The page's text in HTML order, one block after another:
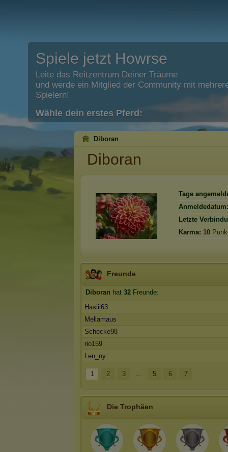
Spiele jetzt Howrse
Leite das Reitzentrum Deiner Träume
und werde ein Mitglied der Community mit
Spielern!
Wähle dein erstes Pferd:
Diboran
Diboran
Tage
Anmeldedatum:
Letzte
Karma: 10
Freunde
Diboran hat 32 Freunde:
Hasiii63
Mellamaus
Schecke98
rio159
Len_ny
1 2 3 ... 5 6 7
Die Trophäen